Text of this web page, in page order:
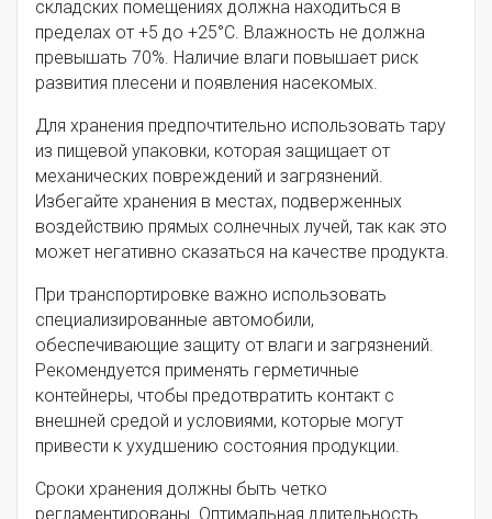
складских помещениях должна находиться в
пределах от +5 до +25°C. Влажность не должна
превышать 70%. Наличие влаги повышает риск
развития плесени и появления насекомых.
Для хранения предпочтительно использовать тару
из пищевой упаковки, которая защищает от
механических повреждений и загрязнений.
Избегайте хранения в местах, подверженных
воздействию прямых солнечных лучей, так как это
может негативно сказаться на качестве продукта.
При транспортировке важно использовать
специализированные автомобили,
обеспечивающие защиту от влаги и загрязнений.
Рекомендуется применять герметичные
контейнеры, чтобы предотвратить контакт с
внешней средой и условиями, которые могут
привести к ухудшению состояния продукции.
Сроки хранения должны быть четко
регламентированы. Оптимальная длительность